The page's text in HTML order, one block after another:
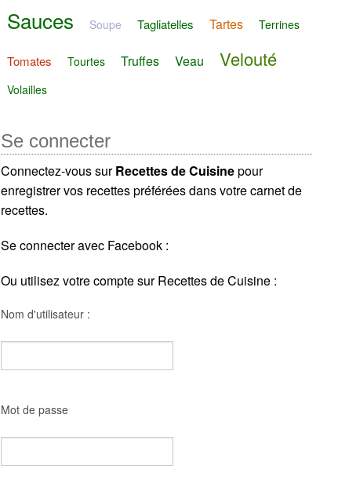
Sauces Soupe Tagliatelles Tartes Terrines
Tomates Tourtes Truffes Veau Velouté
Volailles
Se connecter
Connectez-vous surRecettes de Cuisinepour
enregistrer vos recettes préférées dans votre carnet de
recettes.
Se connecter avec Facebook :
Ou utilisez votre compte sur Recettes de Cuisine :
Nom d'utilisateur :
Mot de passe